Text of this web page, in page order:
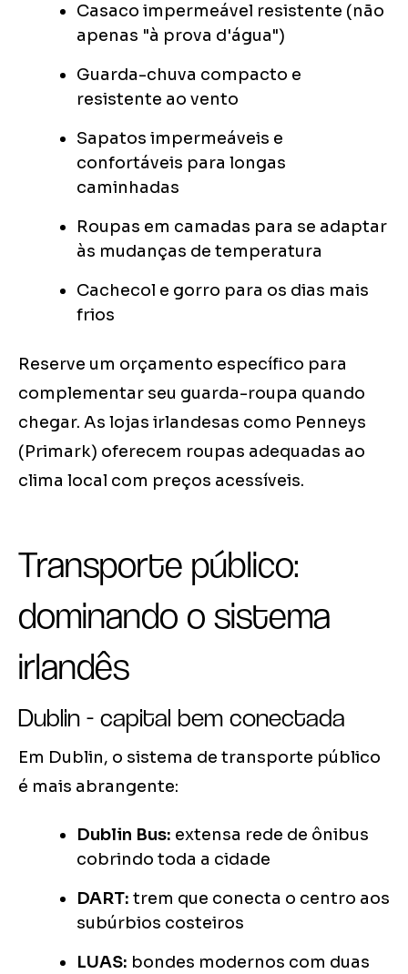
Casaco impermeável resistente (não
apenas "à prova d'água")
Guarda-chuva compacto e
resistente ao vento
Sapatos impermeáveis e
confortáveis para longas
caminhadas
Roupas em camadas para se adaptar
às mudanças de temperatura
Cachecol e gorro para os dias mais
frios
Reserve um orçamento específico para
complementar seu guarda-roupa quando
chegar. As lojas irlandesas como Penneys
(Primark) oferecem roupas adequadas ao
clima local com preços acessíveis.
Transporte público:
dominando o sistema
irlandês
Dublin - capital bem conectada
Em Dublin, o sistema de transporte público
é mais abrangente:
Dublin Bus: extensa rede de ônibus
cobrindo toda a cidade
DART: trem que conecta o centro aos
subúrbios costeiros
LUAS: bondes modernos com duas